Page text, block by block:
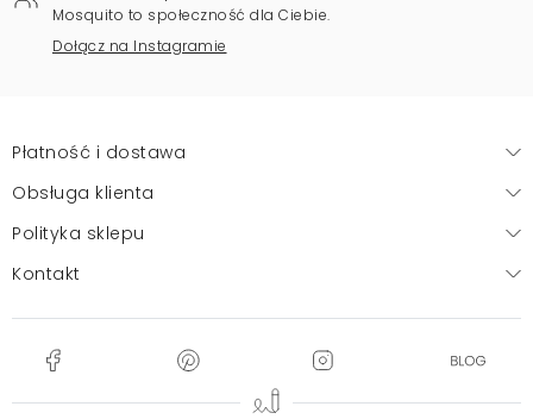
Mosquito to społeczność dla Ciebie.
Dołącz na Instagramie
Płatność i dostawa
Obsługa klienta
Polityka sklepu
Kontakt